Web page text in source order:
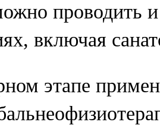
проводить
включая
этапе